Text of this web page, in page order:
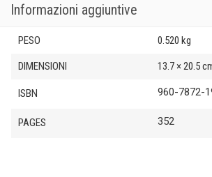
Informazioni aggiuntive
PESO 0.520 kg
DIMENSIONI 13.7 × 20.5
ISBN 960-7872-
PAGES 352